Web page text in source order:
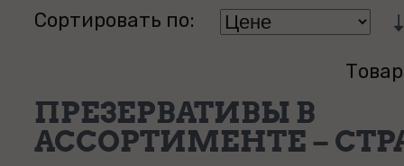
ПРЕЗЕРВАТИВЫ В
АССОРТИМЕНТЕ –
Сортировать по: